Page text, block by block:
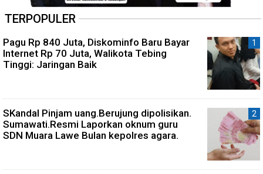
TERPOPULER
Pagu Rp 840 Juta, Diskominfo Baru Bayar
Internet Rp 70 Juta, Walikota Tebing
Tinggi: Jaringan Baik
SKandal Pinjam uang.Berujung dipolisikan.
Sumawati.Resmi Laporkan oknum guru
SDN Muara Lawe Bulan kepolres agara.